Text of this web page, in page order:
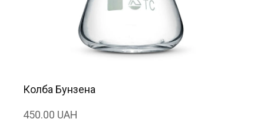
Колба Бунзена
450.00 UAH